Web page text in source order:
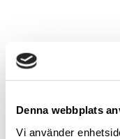
Denna webbplats
Vi använder